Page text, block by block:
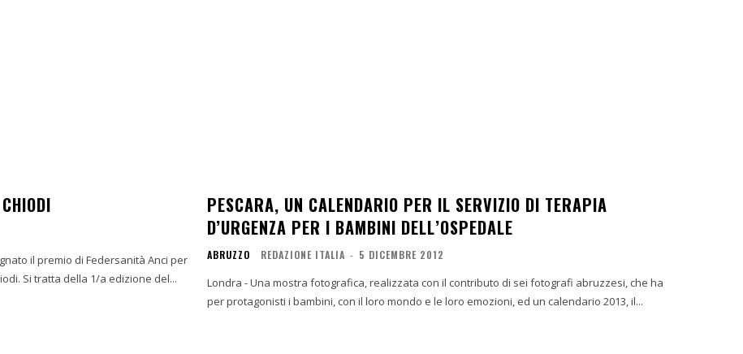
'Il coraggio di agire', al presidente della Regione, Gianni Chiodi. Si tratta della 1/a edizione del...
PESCARA, UN CALENDARIO PER IL SERVIZIO DI TERAPIA
D’URGENZA PER I BAMBINI DELL’OSPEDALE
ABRUZZO REDAZIONE ITALIA - 5 DICEMBRE 2012
Londra - Una mostra fotografica, realizzata con il contributo di sei fotografi abruzzesi, che ha
per protagonisti i bambini, con il loro mondo e le loro emozioni, ed un calendario 2013, il...